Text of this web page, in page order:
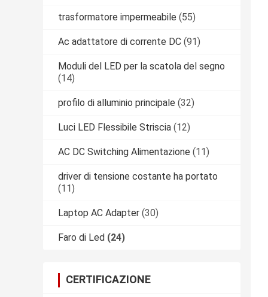
trasformatore impermeabile (55)
Ac adattatore di corrente DC (91)
Moduli del LED per la scatola del segno
(14)
profilo di alluminio principale (32)
Luci LED Flessibile Striscia (12)
AC DC Switching Alimentazione (11)
driver di tensione costante ha portato
(11)
Laptop AC Adapter (30)
Faro di Led (24)
CERTIFICAZIONE